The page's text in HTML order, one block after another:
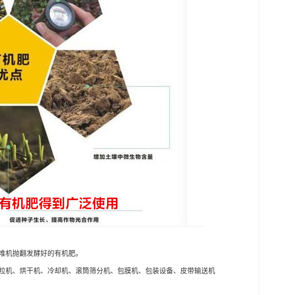
机抛翻发酵好的有机肥。
、烘干机、冷却机、滚筒筛分机、包膜机、包装设备、皮带输送机